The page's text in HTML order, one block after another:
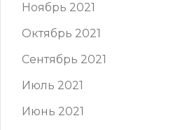
Ноябрь 2021
Октябрь 2021
Сентябрь 2021
Июль 2021
Июнь 2021